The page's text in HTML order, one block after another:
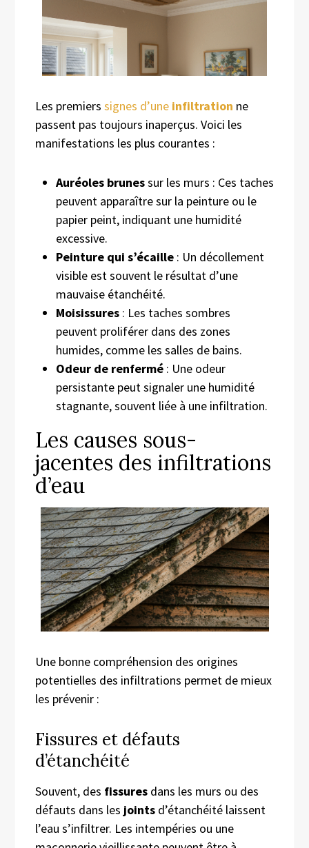
Les premiers signes d’une infiltration ne
passent pas toujours inaperçus. Voici les
manifestations les plus courantes :
Auréoles brunessur les murs : Ces taches
peuvent apparaître sur la peinture ou le
papier peint, indiquant une humidité
excessive.
Peinture qui s’écaille : Un décollement
visible est souvent le résultat d’une
mauvaise étanchéité.
Moisissures : Les taches sombres
peuvent proliférer dans des zones
humides, comme les salles de bains.
Odeur de renfermé : Une odeur
persistante peut signaler une humidité
stagnante, souvent liée à une infiltration.
Les causes sous-
jacentes des infiltrations
d’eau
Une bonne compréhension des origines
potentielles des infiltrations permet de mieux
les prévenir :
Fissures et défauts
d’étanchéité
Souvent, des fissures dans les murs ou des
défauts dans les joints d’étanchéité laissent
l’eau s’infiltrer. Les intempéries ou une